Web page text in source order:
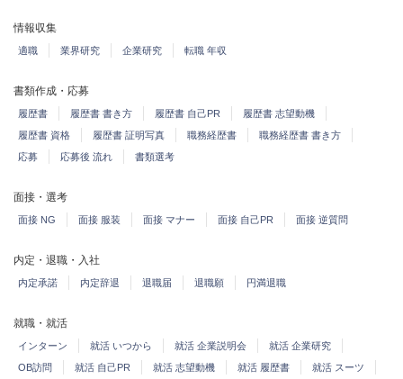
情報収集
適職 業界研究 企業研究 転職 年収
書類作成・応募
履歴書 履歴書 書き方 履歴書 自己PR
履歴書 志望動機
履歴書 資格
履歴書 証明写真 職務経歴書
職務経歴書 書き方
応募
応募後 流れ 書類選考
面接・選考
面接 NG 面接 服装 面接 マナー 面接 自己PR 面接 逆質問
内定・退職・入社
内定承諾 内定辞退 退職届 退職願 円満退職
就職・就活
インターン 就活 いつから 就活 企業説明会
就活 企業研究
OB訪問
就活 自己PR 就活 志望動機 就活 履歴書
就活 スーツ